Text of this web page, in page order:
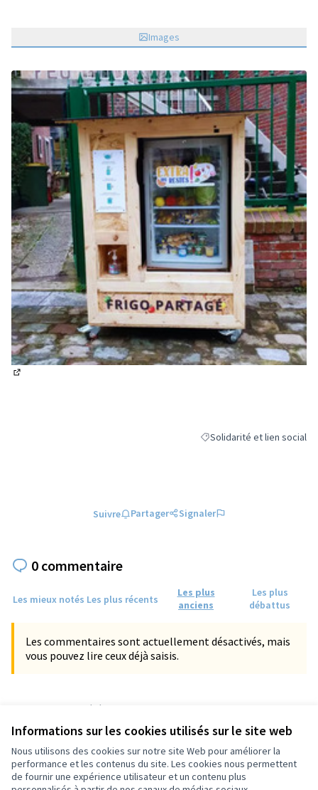
Informations sur les cookies utilisés sur le site web
Nous utilisons des cookies sur notre site Web pour améliorer la
performance et les contenus du site. Les cookies nous permettent
de fournir une expérience utilisateur et un contenu plus
Images
Filtrer les résultats de la
Solidarité et lien social
Suivre Partager Signaler
0 commentaire
Les mieux notés Les plus récents
Les plus
anciens
Les plus
débattus
Les commentaires sont actuellement désactivés, mais
vous pouvez lire ceux déjà saisis.
Référence : tours-PROP-2023-04-836
voir les autres versions
Vérifiez l'empreinte numérique
Conditions d'utilisation